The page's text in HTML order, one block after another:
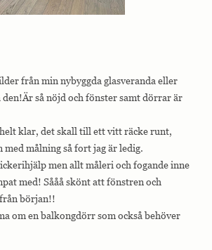
från min nybyggda glasveranda eller
den!Är så nöjd och fönster samt dörrar är
klar, det skall till ett vitt räcke runt,
med målning så fort jag är ledig.
men allt måleri och fogande inne
med! Sååå skönt att fönstren och
början!!
om en balkongdörr som också behöver